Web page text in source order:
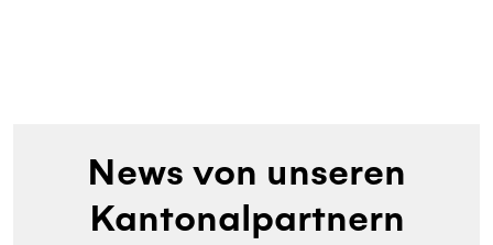
News von unseren
Kantonalpartnern